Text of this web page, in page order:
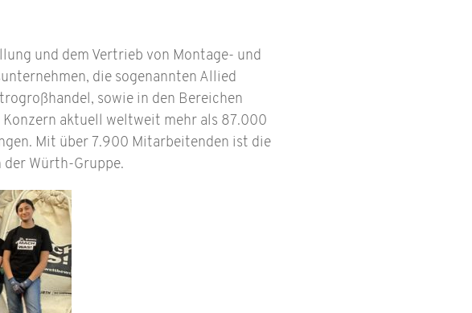
und dem Vertrieb von Montage- und
die sogenannten Allied
sowie in den Bereichen
aktuell weltweit mehr als 87.000
Mit über 7.900 Mitarbeitenden ist die
der Würth-Gruppe.